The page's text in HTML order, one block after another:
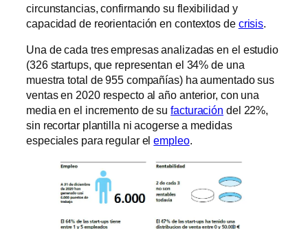
circunstancias, confirmando su flexibilidad y
capacidad de reorientación en contextos de crisis
Una de cada tres empresas analizadas en el estudio
(326 startups, que representan el 34% de una
muestra total de 955 compañías) ha aumentado sus
ventas en 2020 respecto al año anterior, con una
media en el incremento de sufacturación del 22%,
sin recortar plantilla ni acogerse a medidas
especiales para regular elempleo.